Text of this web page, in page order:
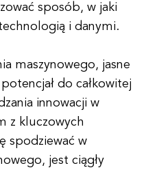
sposób, w jaki
i danymi.
maszynowego, jasne
do całkowitej
innowacji w
z kluczowych
spodziewać w
jest ciągły